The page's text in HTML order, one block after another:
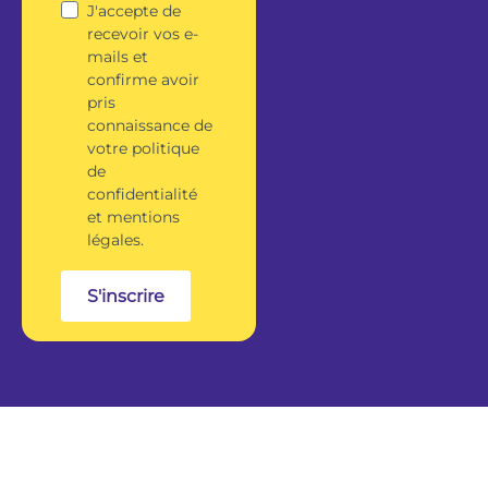
J'accepte de
recevoir vos e-
mails et
confirme avoir
pris
connaissance de
votre politique
de
confidentialité
et mentions
légales.
S'inscrire